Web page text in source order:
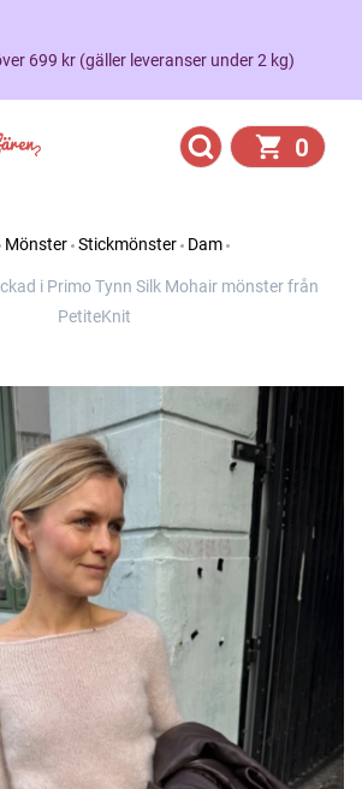
699 kr (gäller leveranser under 2 kg)
0
Mönster Stickmönster Dam
i Primo Tynn Silk Mohair mönster från
PetiteKnit